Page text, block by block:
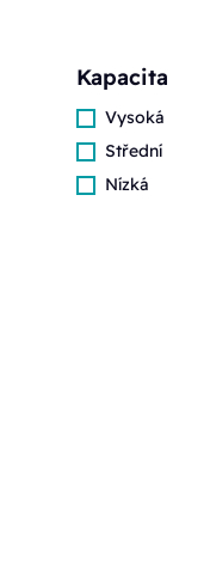
Kapacita
Vysoká
Střední
Nízká